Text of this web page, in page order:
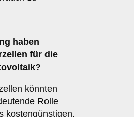
haben
für die
könnten
Rolle
kostengünstigen,